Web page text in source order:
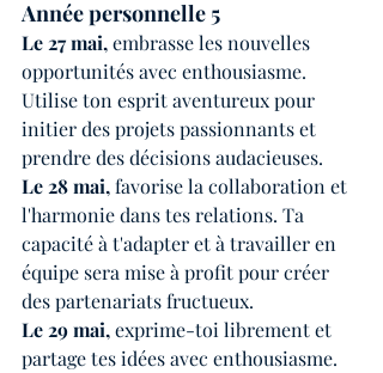
Année personnelle 5
Le 27 mai, embrasse les nouvelles
opportunités avec enthousiasme.
Utilise ton esprit aventureux pour
initier des projets passionnants et
prendre des décisions audacieuses.
Le 28 mai, favorise la collaboration et
l'harmonie dans tes relations. Ta
capacité à t'adapter et à travailler en
équipe sera mise à profit pour créer
des partenariats fructueux.
Le 29 mai, exprime-toi librement et
partage tes idées avec enthousiasme.